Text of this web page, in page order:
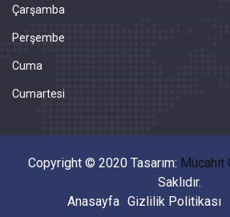
Çarşamba
Perşembe
Cuma
Cumartesi
Copyright © 2020 Tasarım: Mücahit
Saklıdır.
Anasayfa Gizlilik Politikası